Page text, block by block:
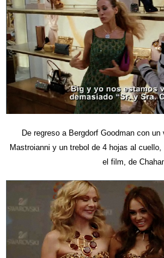
De regreso a Bergdorf Goodman con
Mastroianni y un trebol de 4 hojas al
el film, de